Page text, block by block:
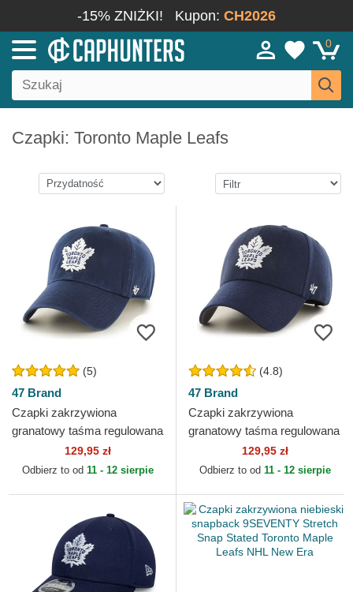
-15% ZNIŻKI! Kupon: CH2026
0
Czapki: Toronto Maple Leafs
(5)
47 Brand
Czapki zakrzywiona
granatowy taśma regulowana
Toronto Maple Leafs NHL 47
Brand
129,95 zł
Odbierz to od 11 - 12 sierpie
(4.8)
47 Brand
Czapki zakrzywiona
granatowy taśma regulowana
Toronto Maple Leafs NHL 47
Brand
129,95 zł
Odbierz to od 11 - 12 sierpie